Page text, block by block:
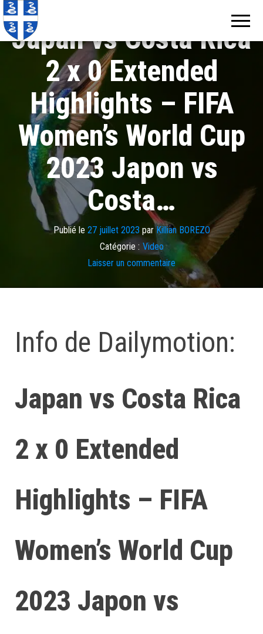
Japan vs Costa Rica
2 x 0 Extended
Highlights – FIFA
Women’s World Cup
2023 Japon vs
Costa…
Publié le 27 juillet 2023 parKillian BOREZO
Catégorie : Video
Laisser un commentaire
Info de Dailymotion:
Japan vs Costa Rica
2 x 0 Extended
Highlights – FIFA
Women’s World Cup
2023 Japon vs